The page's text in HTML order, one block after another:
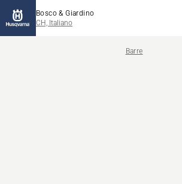
Bosco & Giardino
CH, Italiano
Barre